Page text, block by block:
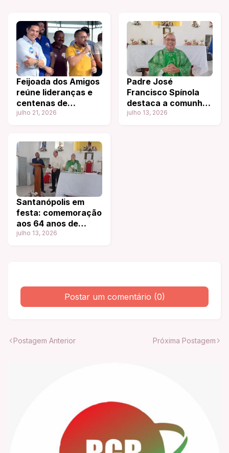
Feijoada dos Amigos
reúne lideranças e
centenas de
pessoas em
julho 21, 2026
Padre José
Francisco Spínola
destaca a comunhão
entre a igreja e a
julho 13, 2026
Santanópolis em
festa: comemoração
aos 64 anos de
emancipação
julho 13, 2026
Postar um comentário (0)
Postagem Anterior Próxima Postagem